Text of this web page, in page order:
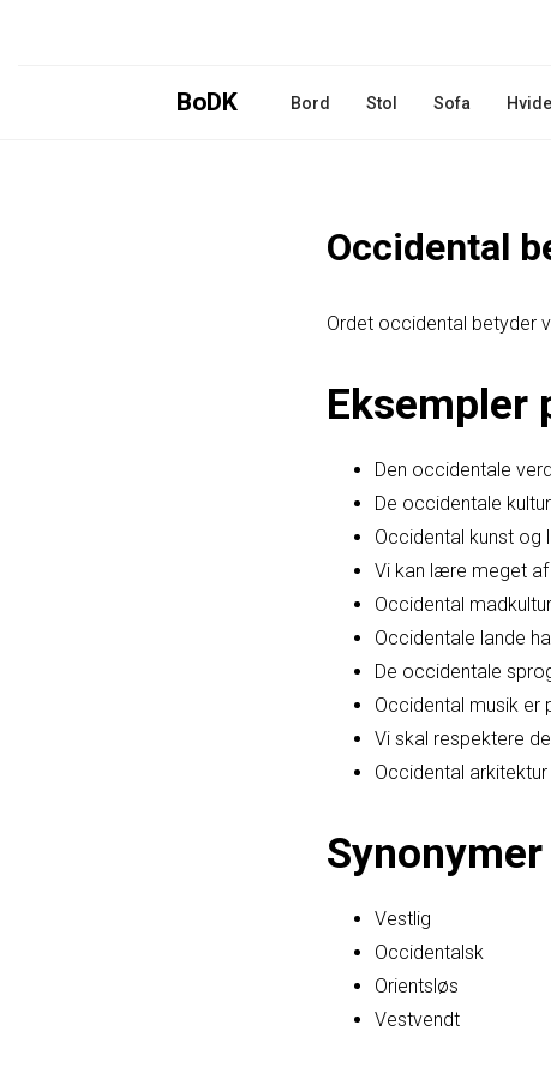
BoDK Bord Stol Sofa
Occidental
Ordet occidental betyder
Eksempler
Den occidentale
De occidentale
Occidental kunst og
Vi kan lære meget
Occidental
Occidentale lande
De occidentale
Occidental musik er
Vi skal respektere
Occidental
Synonymer
Vestlig
Occidentalsk
Orientsløs
Vestvendt